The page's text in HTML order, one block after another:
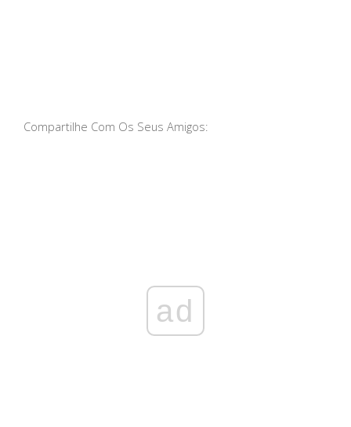
Compartilhe Com Os Seus Amigos:
ad